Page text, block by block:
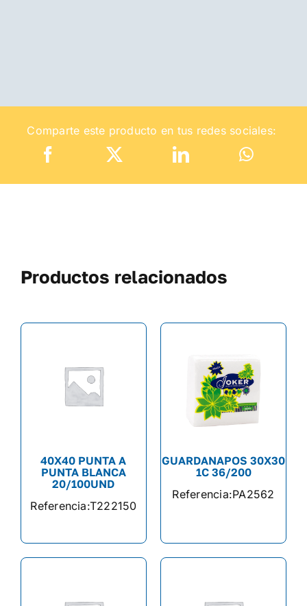
Comparte este producto en tus redes sociales:
Productos relacionados
40X40 PUNTA A
PUNTA BLANCA
20/100UND
Referencia:T222150
GUARDANAPOS 30X30
1C 36/200
Referencia:PA2562